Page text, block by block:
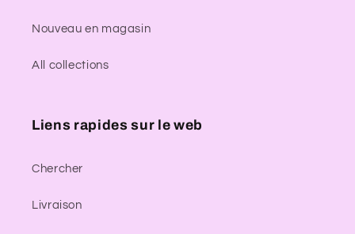
Nouveau en magasin
All collections
Liens rapides sur le web
Chercher
Livraison